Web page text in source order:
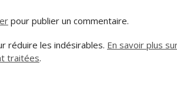
pour publier un commentaire.
réduire les indésirables. En savoir plus
traitées.